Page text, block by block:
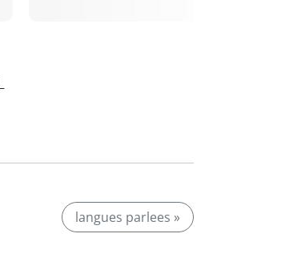
langues parlees »